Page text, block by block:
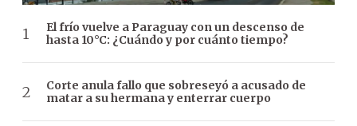
El frío vuelve a Paraguay con un descenso de
hasta 10°C: ¿Cuándo y por cuánto tiempo?
Corte anula fallo que sobreseyó a acusado de
matar a su hermana y enterrar cuerpo